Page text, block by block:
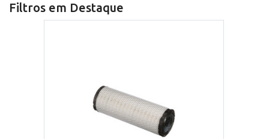
Filtros em Destaque